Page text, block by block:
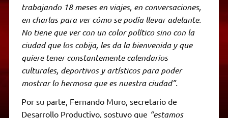
trabajando 18 meses en viajes, en conversaciones,
en charlas para ver cómo se podía llevar adelante.
No tiene que ver con un color político sino con la
ciudad que los cobija, les da la bienvenida y que
quiere tener constantemente calendarios
culturales, deportivos y artísticos para poder
mostrar lo hermosa que es nuestra ciudad”.
Por su parte, Fernando Muro, secretario de
Desarrollo Productivo, sostuvo que “estamos